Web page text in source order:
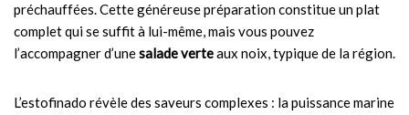
préchauffées. Cette généreuse préparation constitue un plat
complet qui se suffit à lui-même, mais vous pouvez
l’accompagner d’unesalade verteaux noix, typique de la région.
L’estofinado révèle des saveurs complexes : la puissance marine